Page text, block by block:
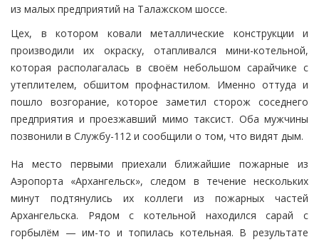
из малых предприятий на Талажском шоссе.
Цех, в котором ковали металлические конструкции и
производили их окраску, отапливался мини-котельной,
которая располагалась в своём небольшом сарайчике с
утеплителем, обшитом профнастилом. Именно оттуда и
пошло возгорание, которое заметил сторож соседнего
предприятия и проезжавший мимо таксист. Оба мужчины
позвонили в Службу-112 и сообщили о том, что видят дым.
На место первыми приехали ближайшие пожарные из
Аэропорта «Архангельск», следом в течение нескольких
минут подтянулись их коллеги из пожарных частей
Архангельска. Рядом с котельной находился сарай с
горбылём — им-то и топилась котельная. В результате